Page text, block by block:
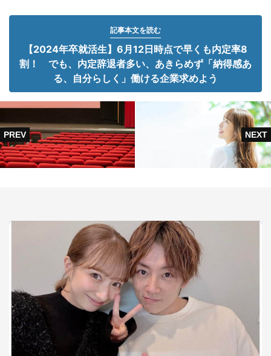
記事本文を読む
【2024年卒就活生】6月12日時点で早くも内定率8
割！ でも、内定辞退者多い、あきらめず「納得感あ
る、自分らしく」働ける企業求めよう